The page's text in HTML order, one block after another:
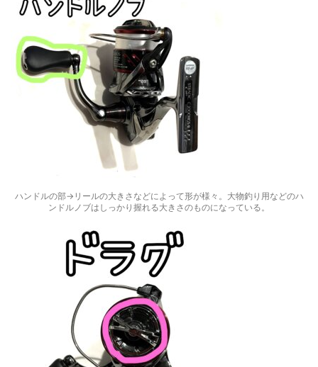
ハンドルの部→リールの大きさなどによって形が様々。大物釣り用などのハ
ンドルノブはしっかり握れる大きさのものになっている。